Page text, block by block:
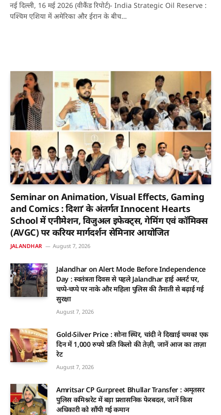
नई दिल्ली, 16 मई 2026 (वीकैंड रिपोर्ट)- India Strategic Oil Reserve :
पश्चिम एशिया में अमेरिका और ईरान के बीच…
Seminar on Animation, Visual Effects, Gaming
and Comics : दिशा’ के अंतर्गत Innocent Hearts
School में एनीमेशन, विजुअल इफेक्ट्स, गेमिंग एवं कॉमिक्स
(AVGC) पर करियर मार्गदर्शन सेमिनार आयोजित
JALANDHAR August 7, 2026
Jalandhar on Alert Mode Before Independence
Day : स्वतंत्रता दिवस से पहले Jalandhar हाई अलर्ट पर,
चप्पे-चप्पे पर नाके और महिला पुलिस की तैनाती से बढ़ाई गई
सुरक्षा
August 7, 2026
Gold-Silver Price : सोना स्थिर, चांदी ने दिखाई चमक! एक
दिन में 1,000 रुपये प्रति किलो की तेज़ी, जानें आज का ताज़ा
रेट
August 7, 2026
Amritsar CP Gurpreet Bhullar Transfer : अमृतसर
पुलिस कमिश्नरेट में बड़ा प्रशासनिक फेरबदल, जानें किस
अधिकारी को सौंपी गई कमान